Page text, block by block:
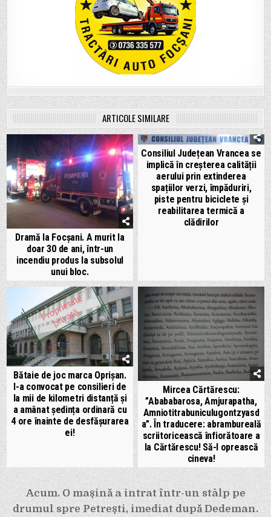
ARTICOLE SIMILARE
Dramă la Focșani. A murit la
doar 30 de ani, într-un
incendiu produs la subsolul
unui bloc.
Consiliul Județean Vrancea se
implică în creșterea calității
aerului prin extinderea
spațiilor verzi, împăduriri,
piste pentru biciclete și
reabilitarea termică a
clădirilor
Bătaie de joc marca Oprișan.
I-a convocat pe consilieri de
la mii de kilometri distanță și
a amânat ședința ordinară cu
4 ore înainte de desfășurarea
ei!
Mircea Cărtărescu:
”Abababarosa, Amjurapatha,
Amniotitrabuniculugontzyasd
a”. În traducere: abrambureală
scriitoricească înfiorătoare a
la Cărtărescu! Să-l oprească
cineva!
Navigare
în
Acum. O mașină a intrat într-un stâlp pe
drumul spre Petrești, imediat după Dedeman.